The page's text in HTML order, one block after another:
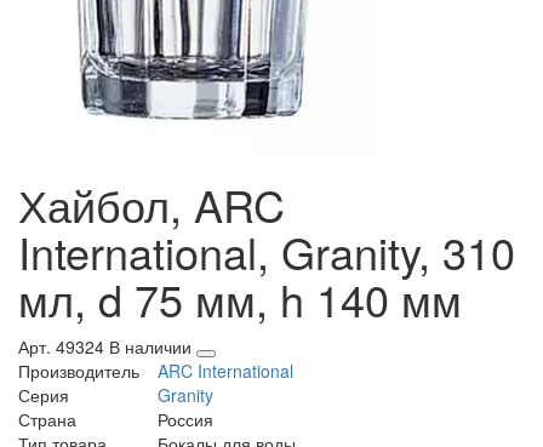
Хайбол, ARC
International, Granity, 310
мл, d 75 мм, h 140 мм
Арт. 49324 В наличии
Производитель
ARC International
Серия
Granity
Страна
Россия